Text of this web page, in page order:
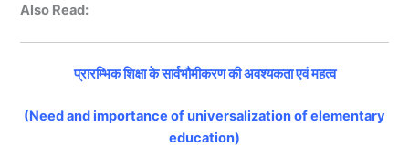
Also Read:
प्रारम्भिक शिक्षा के सार्वभौमीकरण की अवश्यकता एवं महत्व
(Need and importance of universalization of elementary
education)